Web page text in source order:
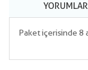
YORUMLAR
Paket içerisinde 8